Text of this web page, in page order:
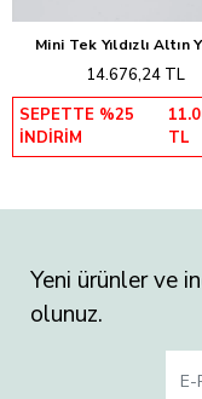
Sepete Ekle
Mini Tek Yıldızlı Altın
14.676,24 TL
SEPETTE %25
İNDİRİM
TL
Yeni ürünler ve
olunuz.